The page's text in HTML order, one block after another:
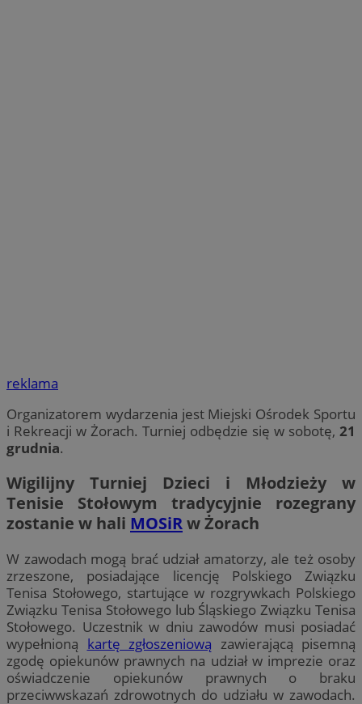
reklama
Organizatorem wydarzenia jest Miejski Ośrodek Sportu
i Rekreacji w Żorach. Turniej odbędzie się w sobotę, 21
grudnia.
Wigilijny Turniej Dzieci i Młodzieży w
Tenisie Stołowym tradycyjnie rozegrany
zostanie w hali MOSiRw Żorach
W zawodach mogą brać udział amatorzy, ale też osoby
zrzeszone, posiadające licencję Polskiego Związku
Tenisa Stołowego, startujące w rozgrywkach Polskiego
Związku Tenisa Stołowego lub Śląskiego Związku Tenisa
Stołowego. Uczestnik w dniu zawodów musi posiadać
wypełnioną kartę zgłoszeniową zawierającą pisemną
zgodę opiekunów prawnych na udział w imprezie oraz
oświadczenie opiekunów prawnych o braku
przeciwwskazań zdrowotnych do udziału w zawodach.